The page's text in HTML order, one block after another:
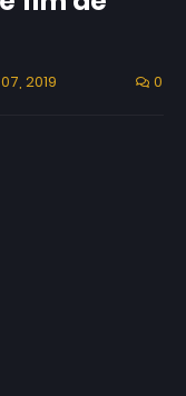
2019 0